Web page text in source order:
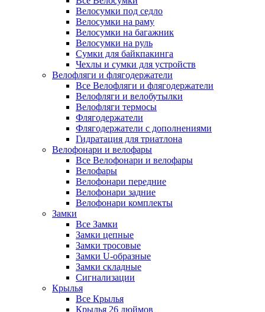
Велосумки под седло
Велосумки на раму
Велосумки на багажник
Велосумки на руль
Сумки для байкпакинга
Чехлы и сумки для устройств
Велофляги и флягодержатели
Все Велофляги и флягодержатели
Велофляги и велобутылки
Велофляги термосы
Флягодержатели
Флягодержатели с дополнениями
Гидратация для триатлона
Велофонари и велофары
Все Велофонари и велофары
Велофары
Велофонари передние
Велофонари задние
Велофонари комплекты
Замки
Все Замки
Замки цепные
Замки тросовые
Замки U-образные
Замки складные
Сигнализации
Крылья
Все Крылья
Крылья 26 дюймов